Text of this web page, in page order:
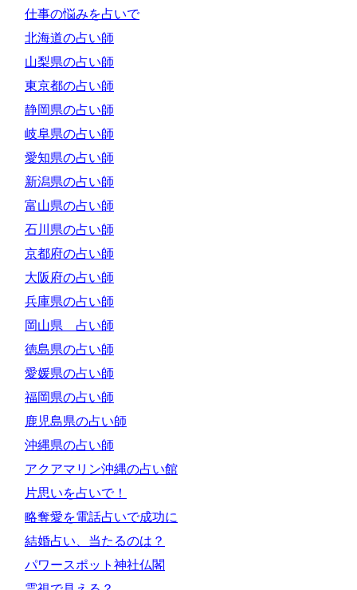
仕事の悩みを占いで
北海道の占い師
山梨県の占い師
東京都の占い師
静岡県の占い師
岐阜県の占い師
愛知県の占い師
新潟県の占い師
富山県の占い師
石川県の占い師
京都府の占い師
大阪府の占い師
兵庫県の占い師
岡山県 占い師
徳島県の占い師
愛媛県の占い師
福岡県の占い師
鹿児島県の占い師
沖縄県の占い師
アクアマリン沖縄の占い館
片思いを占いで！
略奪愛を電話占いで成功に
結婚占い、当たるのは？
パワースポット神社仏閣